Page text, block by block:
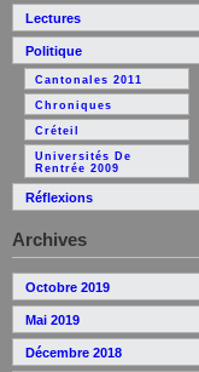
Lectures
Politique
Cantonales 2011
Chroniques
Créteil
Universités De
Rentrée 2009
Réflexions
Archives
Octobre 2019
Mai 2019
Décembre 2018